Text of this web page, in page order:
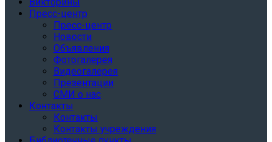
Викторины
Пресс-центр
Пресс-центр
Новости
Объявления
Фотогалерея
Видеогалерея
Презентации
СМИ о нас
Контакты
Контакты
Контакты учреждения